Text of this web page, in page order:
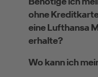
ohne
eine Lufthansa
erhalte?
Wo kann ich